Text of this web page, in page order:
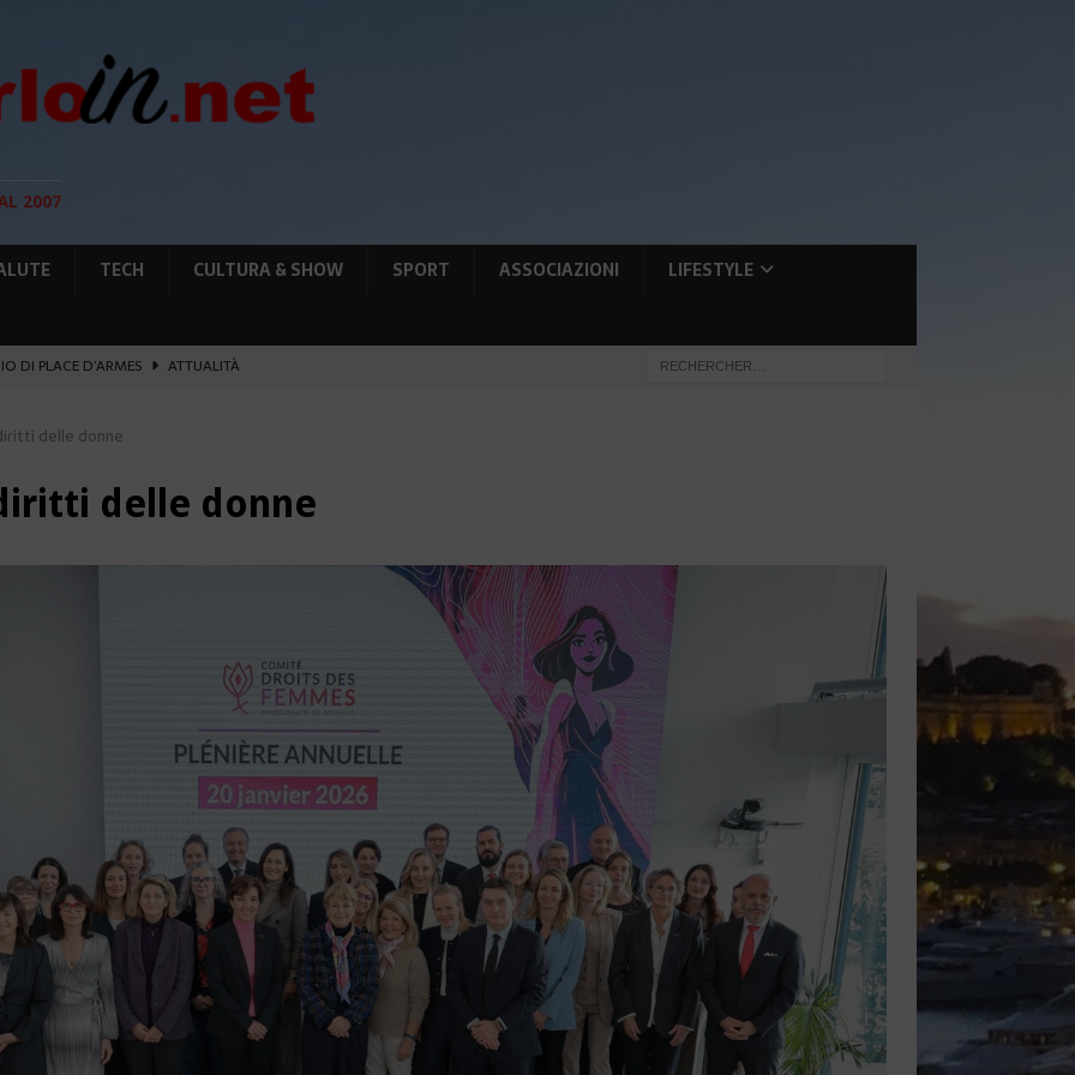
2007
TECH CULTURA & SHOW SPORT ASSOCIAZIONI
LIFESTYLE
DI PLACE D’ARMES
ATTUALITÀ
LE PRECAUZIONI PER OSSERVARLA
SOSTIENE LA RIFORMA
CULTURA&SHOW
delle donne
delle donne